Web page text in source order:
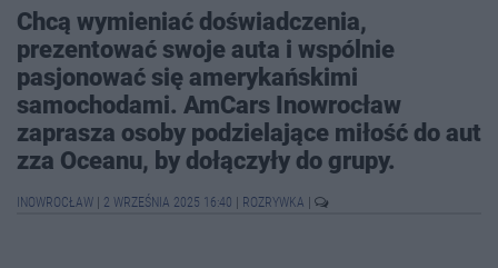
Chcą wymieniać doświadczenia,
prezentować swoje auta i wspólnie
pasjonować się amerykańskimi
samochodami. AmCars Inowrocław
zaprasza osoby podzielające miłość do aut
zza Oceanu, by dołączyły do grupy.
INOWROCŁAW 2 WRZEŚNIA 2025 16:40 ROZRYWKA